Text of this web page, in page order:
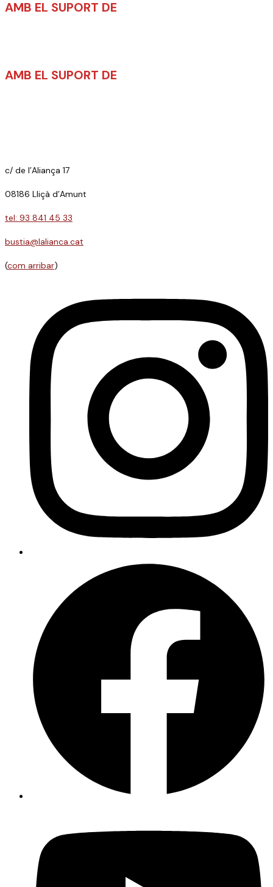
AMB EL SUPORT DE
AMB EL SUPORT DE
c/ de l’Aliança 17
08186 Lliçà d’Amunt
tel: 93 841 45 33
bustia@lalianca.cat
(com arribar)